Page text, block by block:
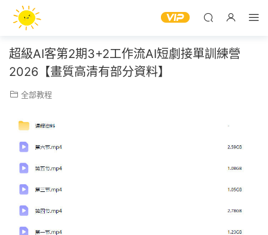
超級AI客第2期3+2工作流AI短劇接單訓練營
2026【畫質高清有部分資料】
全部教程